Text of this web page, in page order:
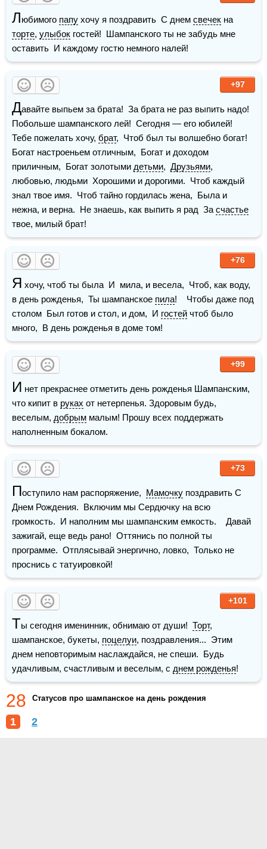
Любимого папу хочу я поздравить  С днем свечек
торте, улыбок гостей!  Шампанского ты не забудь мне
оставить  И каждому гостю немного налей!
+97
Давайте выпьем за брата!  За брата не раз выпить надо!
Побольше шампанского лей!  Сегодня — его юбилей!
Тебе пожелать хочу, брат,  Чтоб был ты волшебно богат!
Богат настроеньем отличным,  Богат и доходом
приличным,  Богат золотыми детьми, Друзьями,
любовью, людьми  Хорошими и дорогими.  Чтоб каждый
знал твое имя.  Чтоб тайно гордилась жена,  Была и
нежна, и верна.  Не знаешь, как выпить я рад  За счастье
твое, милый брат!
+76
Я хочу, чтоб ты была  И  мила, и весела,  Чтоб, как воду,
в день рожденья,  Ты шампанское пила!    Чтобы даже под
столом  Был готов и стол, и дом,  И гостей чтоб было
много,  В день рожденья в доме том!
+99
И нет прекраснее отметить день рожденья Шампанским,
что кипит в руках от нетерпенья. Здоровым будь,
веселым, добрым малым! Прошу всех поддержать
наполненным бокалом.
+73
Поступило нам распоряжение, Мамочку поздравить С
Днем Рождения.  Включим мы Сердючку на всю
громкость.  И наполним мы шампанским емкость.    Давай
зажигай, еще ведь рано!  Оттянись по полной ты
программе.  Отплясывай энергично, ловко,  Только не
проснись с татуировкой!
+101
Ты сегодня именинник, обнимаю от души! Торт,
шампанское, букеты, поцелуи, поздравления...  Этим
днем неповторимым наслаждайся, не спеши.  Будь
удачливым, счастливым и веселым, с днем рожденья!
28 Статусов про шампанское на день рождения
1 2